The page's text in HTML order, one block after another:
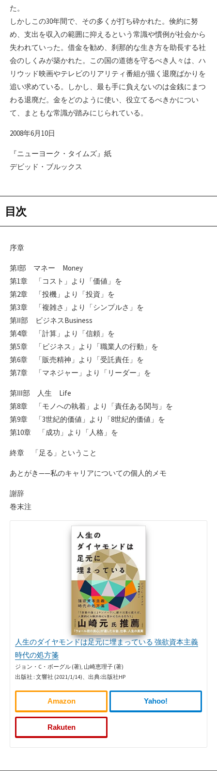
た。
しかしこの30年間で、その多くが打ち砕かれた。倹約に努
め、支出を収入の範囲に抑えるという常識や慣例が社会から
失われていった。借金を勧め、刹那的な生き方を助長する社
会のしくみが築かれた。この国の道徳を守るべき人々は、ハ
リウッド映画やテレビのリアリティ番組が描く退廃ばかりを
追い求めている。しかし、最も手に負えないのは金銭にまつ
わる退廃だ。金をどのように使い、役立てるべきかについ
て、まともな常識が踏みにじられている。
2008年6月10日
『ニューヨーク・タイムズ』紙
デビッド・ブルックス
目次
序章
第I部 マネー Money
第1章 「コスト」より「価値」を
第2章 「投機」より「投資」を
第3章 「複雑さ」より「シンプルさ」を
第Ⅱ部 ビジネスBusiness
第4章 「計算」より「信頼」を
第5章 「ビジネス」より「職業人の行動」を
第6章 「販売精神」より「受託責任」を
第7章 「マネジャー」より「リーダー」を
第Ⅲ部 人生 Life
第8章 「モノへの執着」より「責任ある関与」を
第9章 「3世紀的価値」より「8世紀的価値」を
第10章 「成功」より「人格」を
終章 「足る」ということ
あとがき——私のキャリアについての個人的メモ
謝辞
巻末注
人生のダイヤモンドは足元に埋まっている 強欲資本主義
時代の処方箋
ジョン・C・ボーグル (著), 山崎恵理子 (著)
出版社 : 文響社 (2021/1/14)、出典:出版社HP
Amazon Yahoo!
Rakuten